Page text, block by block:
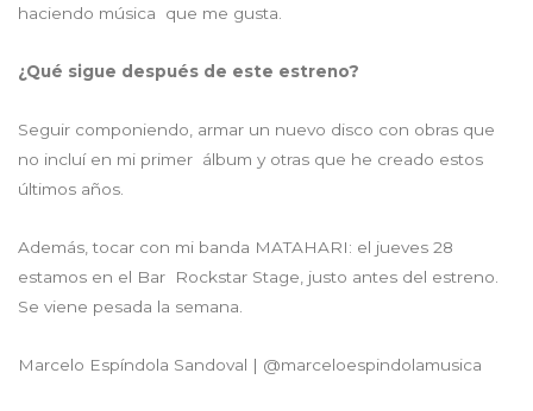
haciendo música que me gusta.
¿Qué sigue después de este estreno?
Seguir componiendo, armar un nuevo disco con obras que
no incluí en mi primer álbum y otras que he creado estos
últimos años.
Además, tocar con mi banda MATAHARI: el jueves 28
estamos en el Bar Rockstar Stage, justo antes del estreno.
Se viene pesada la semana.
Marcelo Espíndola Sandoval | @marceloespindolamusica